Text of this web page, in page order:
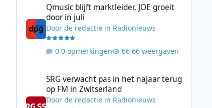
Qmusic blijft marktleider, JOE groeit
door in juli
Door de redactiein Radionieuws
0 opmerkingen 66 weergaven
SRG verwacht pas in het najaar terug
op FM in Zwitserland
Door de redactiein Radionieuws